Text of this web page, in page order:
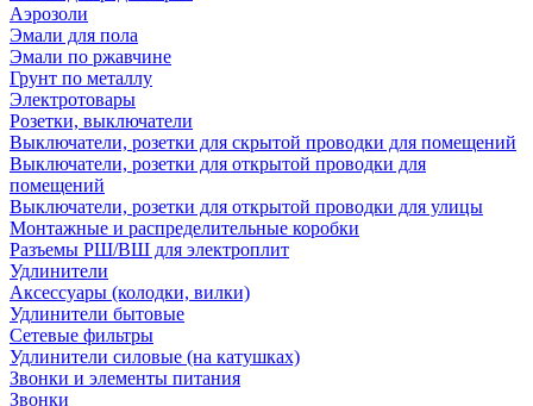
Аэрозоли
Эмали для пола
Эмали по ржавчине
Грунт по металлу
Электротовары
Розетки, выключатели
Выключатели, розетки для скрытой проводки для помещений
Выключатели, розетки для открытой проводки для
помещений
Выключатели, розетки для открытой проводки для улицы
Монтажные и распределительные коробки
Разъемы РШ/ВШ для электроплит
Удлинители
Аксессуары (колодки, вилки)
Удлинители бытовые
Сетевые фильтры
Удлинители силовые (на катушках)
Звонки и элементы питания
Звонки